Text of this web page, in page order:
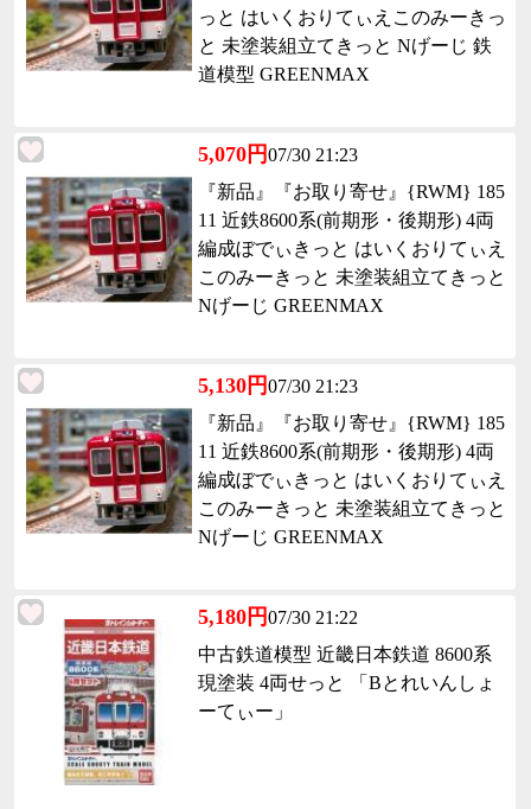
っと はいくおりてぃえこのみーきっ
と 未塗装組立てきっと Nげーじ 鉄
道模型 GREENMAX
5,070円07/30 21:23
『新品』『お取り寄せ』{RWM} 185
11 近鉄8600系(前期形・後期形) 4両
編成ぼでぃきっと はいくおりてぃえ
このみーきっと 未塗装組立てきっと
Nげーじ GREENMAX
5,130円07/30 21:23
『新品』『お取り寄せ』{RWM} 185
11 近鉄8600系(前期形・後期形) 4両
編成ぼでぃきっと はいくおりてぃえ
このみーきっと 未塗装組立てきっと
Nげーじ GREENMAX
5,180円07/30 21:22
中古鉄道模型 近畿日本鉄道 8600系
現塗装 4両せっと 「Bとれいんしょ
ーてぃー」